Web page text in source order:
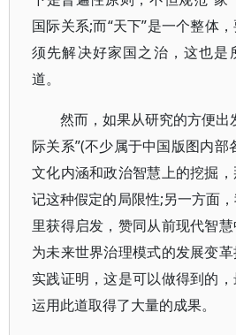
国际关系;而“天下”是一个整体
须先解决好家国之治，这也是
道。
然而，如果从研究的方便出
际关系”(不少属于中国版图内
文化内涵和政治智慧上的挖掘
记这种假定的局限性;另一方面
里获得启发，赞同从前现代智慧
为未来世界治理模式的发展变革
实践证明，这是可以做得到的
运用此道取得了大量的成果。